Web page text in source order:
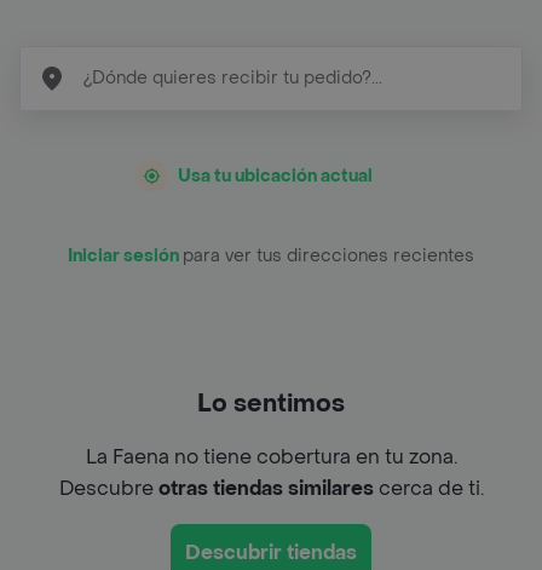
Usa tu ubicación actual
Iniciar sesión para ver tus direcciones recientes
Lo sentimos
La Faena no tiene cobertura en tu zona.
Descubreotras tiendas similarescerca de ti.
Descubrir tiendas